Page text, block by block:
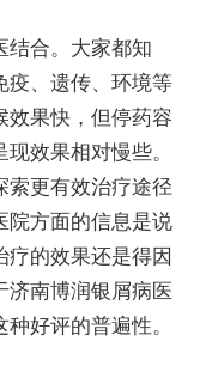
结合。大家都知
疫、遗传、环境等
效果快，但停药容
效果相对慢些。
索更有效治疗途径
院方面的信息是说
的效果还是得因
济南博润银屑病医
好评的普遍性。